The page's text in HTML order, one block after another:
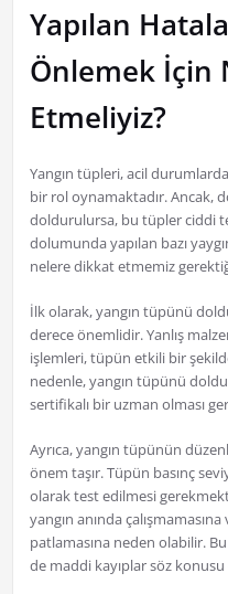
Yapılan
Önlemek İçin
Etmeliyiz?
Yangın tüpleri, acil
bir rol oynamaktadır. Ancak,
doldurulursa, bu tüpler ciddi
dolumunda yapılan bazı
nelere dikkat etmemiz
İlk olarak, yangın tüpünü
derece önemlidir. Yanlış
işlemleri, tüpün etkili bir
nedenle, yangın tüpünü
sertifikalı bir uzman olması
Ayrıca, yangın tüpünün
önem taşır. Tüpün basınç
olarak test edilmesi
yangın anında
patlamasına neden olabilir.
de maddi kayıplar söz